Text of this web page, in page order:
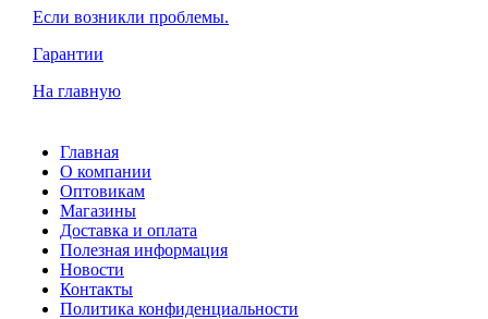
Если возникли проблемы.
Гарантии
На главную
Главная
О компании
Оптовикам
Магазины
Доставка и оплата
Полезная информация
Новости
Контакты
Политика конфиденциальности